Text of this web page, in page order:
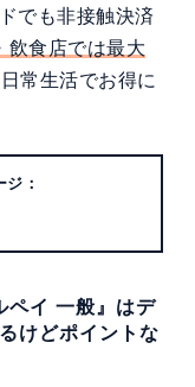
でも非接触決済
飲食店では最大
常生活でお得に
：
ペイ 一般』はデ
けどポイントな